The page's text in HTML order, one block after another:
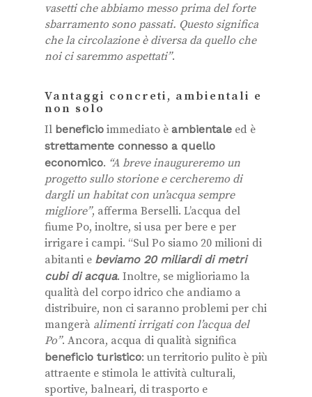
vasetti che abbiamo messo prima del forte
sbarramento sono passati. Questo significa
che la circolazione è diversa da quello che
noi ci saremmo aspettati”.
Vantaggi concreti, ambientali e
non solo
Il beneficio immediato è ambientale ed è
strettamente connesso a quello
economico. “A breve inaugureremo un
progetto sullo storione e cercheremo di
dargli un habitat con un’acqua sempre
migliore”, afferma Berselli. L’acqua del
fiume Po, inoltre, si usa per bere e per
irrigare i campi. “Sul Po siamo 20 milioni di
abitanti e beviamo 20 miliardi di metri
cubi di acqua. Inoltre, se miglioriamo la
qualità del corpo idrico che andiamo a
distribuire, non ci saranno problemi per chi
mangerà alimenti irrigati con l’acqua del
Po”. Ancora, acqua di qualità significa
beneficio turistico: un territorio pulito è più
attraente e stimola le attività culturali,
sportive, balneari, di trasporto e